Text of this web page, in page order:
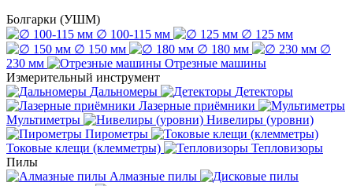
Болгарки (УШМ)
∅ 100-115 мм
∅ 125 мм
∅ 150 мм
∅ 180 мм
∅
230 мм
Отрезные машины
Измерительный инструмент
Дальномеры
Детекторы
Лазерные приёмники
Мультиметры
Нивелиры (уровни)
Пирометры
Токовые клещи (клемметры)
Тепловизоры
Пилы
Алмазные пилы